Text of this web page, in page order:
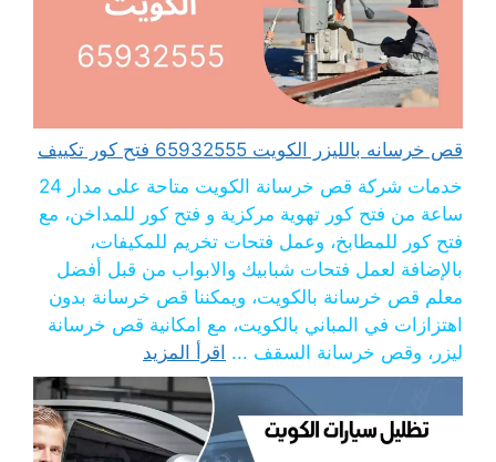
قص خرسانه بالليزر الكويت 65932555 فتح كور تكييف
خدمات شركة قص خرسانة الكويت متاحة على مدار 24
ساعة من فتح كور تهوية مركزية و فتح كور للمداخن، مع
فتح كور للمطابخ، وعمل فتحات تخريم للمكيفات،
بالإضافة لعمل فتحات شبابيك والابواب من قبل أفضل
معلم قص خرسانة بالكويت، ويمكننا قص خرسانة بدون
اهتزازات في المباني بالكويت، مع امكانية قص خرسانة
ليزر، وقص خرسانة السقف ... اقرأ المزيد